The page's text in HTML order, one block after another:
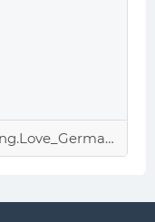
Young.Love_German.Sanchez